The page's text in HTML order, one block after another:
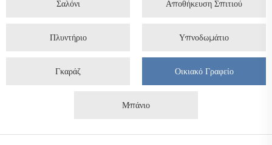
Σαλόνι Αποθήκευση Σπιτιού
Πλυντήριο Υπνοδωμάτιο
Γκαράζ Οικιακό Γραφείο
Μπάνιο